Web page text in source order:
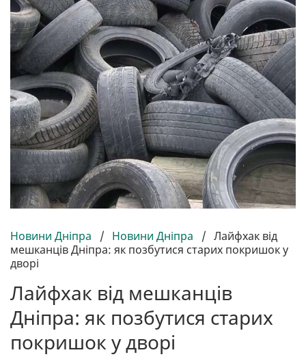
Новини Дніпра / Новини Дніпра / Лайфхак від
мешканців Дніпра: як позбутися старих покришок у
дворі
Лайфхак від мешканців
Дніпра: як позбутися старих
покришок у дворі